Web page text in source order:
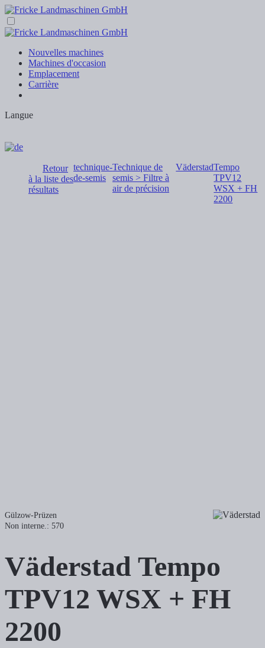
Nouvelles machines
Machines d'occasion
Emplacement
Carrière
Langue
Retour
à la liste des
résultats
technique-
de-semis
Technique de
semis > Filtre à
air de précision
VäderstadTempo
TPV12
WSX + FH
2200
Gülzow-Prüzen
Non interne.: 570
Väderstad Tempo
TPV12 WSX + FH
2200